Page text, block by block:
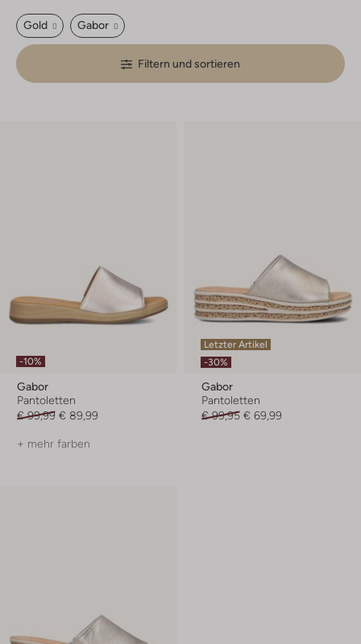
Gold Gabor
Filtern und sortieren
-10%
Gabor
Pantoletten
€ 99,99 € 89,99
+ mehr farben
Letzter Artikel
-30%
Gabor
Pantoletten
€ 99,95 € 69,99